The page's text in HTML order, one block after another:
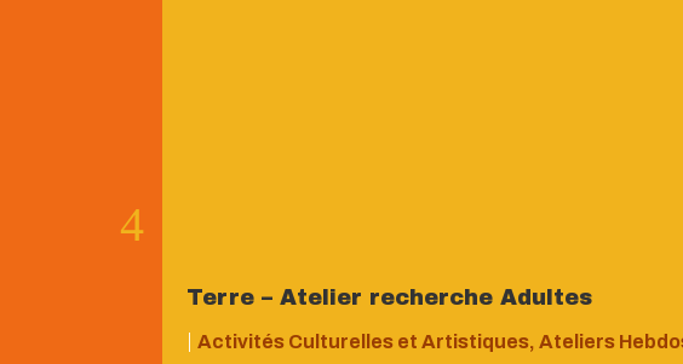
Terre – Atelier recherche Adultes
| Activités Culturelles et Artistiques,Ateliers